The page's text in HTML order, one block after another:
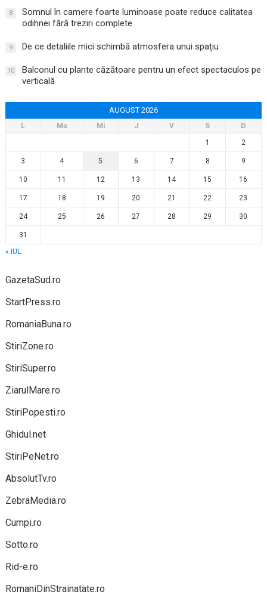
8
Somnul în camere foarte luminoase poate reduce calitatea
odihnei fără treziri complete
9 De ce detaliile mici schimbă atmosfera unui spațiu
10
Balconul cu plante căzătoare pentru un efect spectaculos pe
verticală
AUGUST 2026
L Ma Mi J V S
D
1
2
3 4 5 6 7 8 9
10 11 12 13 14 15 16
17 18 19 20 21 22 23
24 25 26 27 28 29 30
31
« IUL.
GazetaSud.ro
StartPress.ro
RomaniaBuna.ro
StiriZone.ro
StiriSuper.ro
ZiarulMare.ro
StiriPopesti.ro
Ghidul.net
StiriPeNet.ro
AbsolutTv.ro
ZebraMedia.ro
Cumpi.ro
Sotto.ro
Rid-e.ro
RomaniDinStrainatate.ro